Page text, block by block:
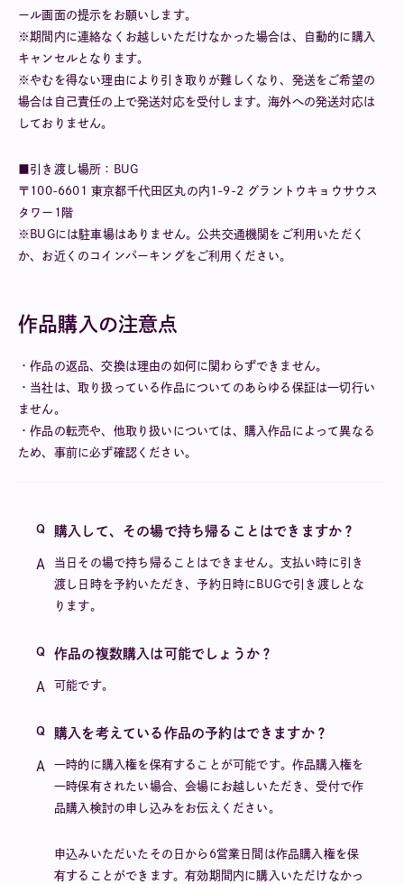
ール画面の提示をお願いします。
※期間内に連絡なくお越しいただけなかった場合は、自動的に購入
キャンセルとなります。
※やむを得ない理由により引き取りが難しくなり、発送をご希望の
場合は自己責任の上で発送対応を受付します。海外への発送対応は
しておりません。
■引き渡し場所：BUG
〒100-6601 東京都千代田区丸の内1-9-2 グラントウキョウサウス
タワー1階
※BUGには駐車場はありません。公共交通機関をご利用いただく
か、お近くのコインパーキングをご利用ください。
作品購入の注意点
・作品の返品、交換は理由の如何に関わらずできません。
・当社は、取り扱っている作品についてのあらゆる保証は⼀切⾏い
ません。
・作品の転売や、他取り扱いについては、購入作品によって異なる
ため、事前に必ず確認ください。
購入して、その場で持ち帰ることはできますか？
当日その場で持ち帰ることはできません。支払い時に引き
渡し日時を予約いただき、予約日時にBUGで引き渡しとな
ります。
作品の複数購入は可能でしょうか？
可能です。
購入を考えている作品の予約はできますか？
一時的に購入権を保有することが可能です。作品購入権を
一時保有されたい場合、会場にお越しいただき、受付で作
品購入検討の申し込みをお伝えください。
申込みいただいたその日から6営業日間は作品購入権を保
有することができます。有効期間内に購入いただけなかっ